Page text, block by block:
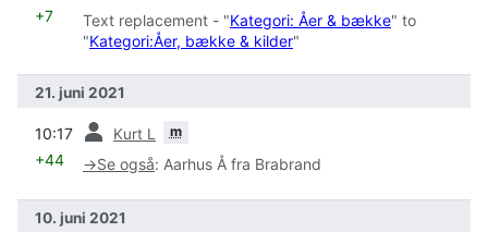
+7 Text replacement - "Kategori: Åer & bække" to
"Kategori:Åer, bække & kilder"
21. juni 2021
10:17 Kurt L m
+44 →Se også: Aarhus Å fra Brabrand
10. juni 2021